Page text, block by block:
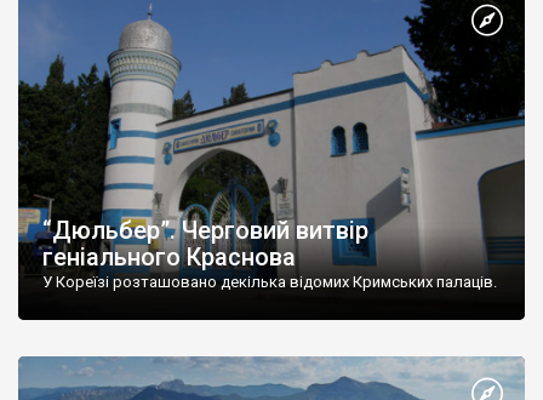
“Дюльбер”. Черговий витвір
геніального Краснова
У Кореїзі розташовано декілька відомих Кримських палаців.